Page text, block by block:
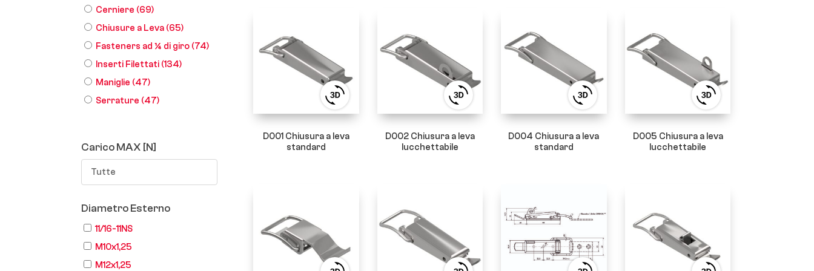
Cerniere (69)
Chiusure a Leva (65)
Fasteners ad ¼ di giro (74)
Inserti Filettati (134)
Maniglie (47)
Serrature (47)
Carico MAX [N]
Tutte
Diametro Esterno
11/16-11NS
M10x1,25
M12x1,25
View
3D
product
D001 Chiusura a leva
standard
View
3D
product
D002 Chiusura a leva
lucchettabile
View
3D
product
D004 Chiusura a leva
standard
View
3D
product
D005 Chiusura a leva
lucchettabile